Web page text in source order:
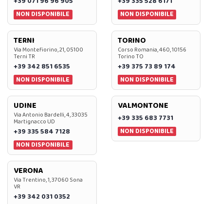
NON DISPONIBILE
NON DISPONIBILE
TERNI
Via Montefiorino, 21, 05100
Terni TR
+39 342 851 6535
NON DISPONIBILE
TORINO
Corso Romania, 460, 10156
Torino TO
+39 375 73 89 174
NON DISPONIBILE
UDINE
Via Antonio Bardelli, 4, 33035
Martignacco UD
+39 335 584 7128
NON DISPONIBILE
VALMONTONE
+39 335 683 7731
NON DISPONIBILE
VERONA
Via Trentino, 1, 37060 Sona
VR
+39 342 031 0352